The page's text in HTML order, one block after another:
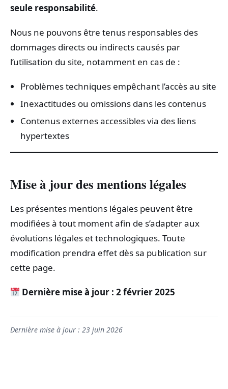
seule responsabilité.
Nous ne pouvons être tenus responsables des
dommages directs ou indirects causés par
l’utilisation du site, notamment en cas de :
Problèmes techniques empêchant l’accès au site
Inexactitudes ou omissions dans les contenus
Contenus externes accessibles via des liens
hypertextes
Mise à jour des mentions légales
Les présentes mentions légales peuvent être
modifiées à tout moment afin de s’adapter aux
évolutions légales et technologiques. Toute
modification prendra effet dès sa publication sur
cette page.
Dernière mise à jour : 2 février 2025
Dernière mise à jour : 23 juin 2026